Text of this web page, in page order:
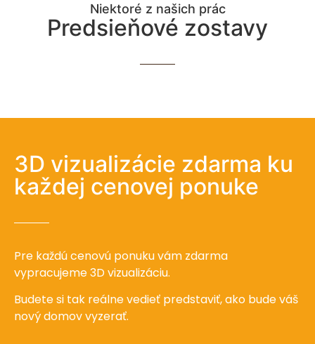
Niektoré z našich prác
Predsieňové zostavy
3D vizualizácie zdarma ku
každej cenovej ponuke
Pre každú cenovú ponuku vám zdarma
vypracujeme 3D vizualizáciu.
Budete si tak reálne vedieť predstaviť, ako bude váš
nový domov vyzerať.